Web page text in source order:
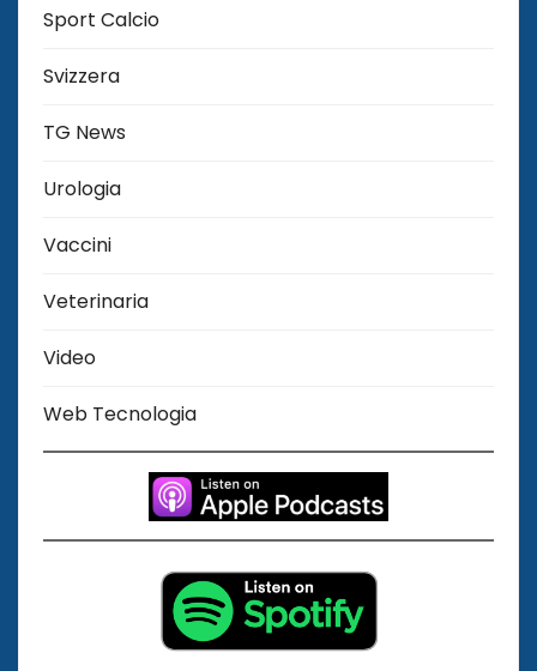
Sport Calcio
Svizzera
TG News
Urologia
Vaccini
Veterinaria
Video
Web Tecnologia